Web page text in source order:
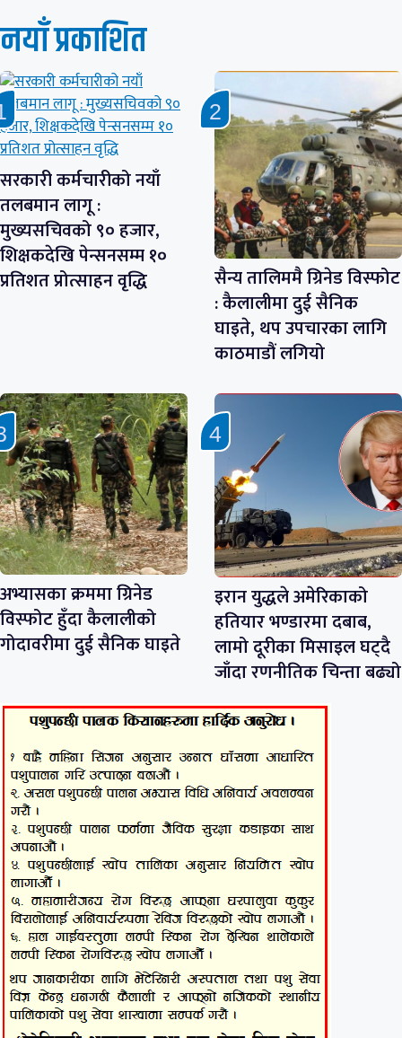
नयाँ प्रकाशित
सरकारी कर्मचारीको नयाँ
तलबमान लागू :
मुख्यसचिवको ९० हजार,
शिक्षकदेखि पेन्सनसम्म १०
प्रतिशत प्रोत्साहन वृद्धि
सैन्य तालिममै ग्रिनेड विस्फोट
: कैलालीमा दुई सैनिक
घाइते, थप उपचारका लागि
काठमाडौं लगियो
अभ्यासका क्रममा ग्रिनेड
विस्फोट हुँदा कैलालीको
गोदावरीमा दुई सैनिक घाइते
इरान युद्धले अमेरिकाको
हतियार भण्डारमा दबाब,
लामो दूरीका मिसाइल घट्दै
जाँदा रणनीतिक चिन्ता बढ्यो